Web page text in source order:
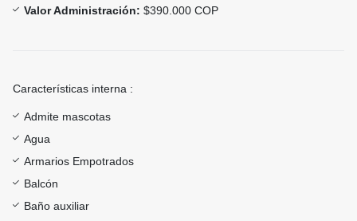
Valor Administración: $390.000 COP
Características interna :
Admite mascotas
Agua
Armarios Empotrados
Balcón
Baño auxiliar